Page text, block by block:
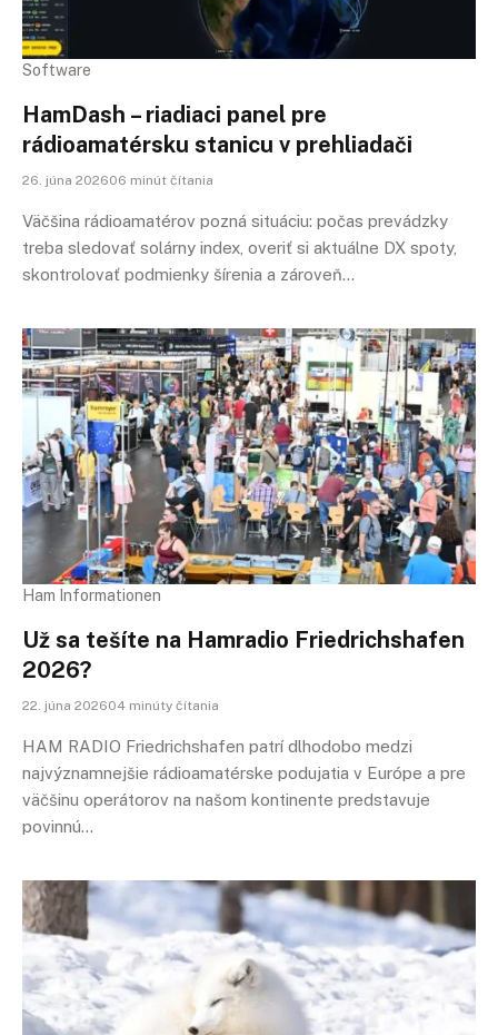
Software
HamDash – riadiaci panel pre
rádioamatérsku stanicu v prehliadači
26. júna 202606 minút čítania
Väčšina rádioamatérov pozná situáciu: počas prevádzky
treba sledovať solárny index, overiť si aktuálne DX spoty,
skontrolovať podmienky šírenia a zároveň…
Ham Informationen
Už sa tešíte na Hamradio Friedrichshafen
2026?
22. júna 202604 minúty čítania
HAM RADIO Friedrichshafen patrí dlhodobo medzi
najvýznamnejšie rádioamatérske podujatia v Európe a pre
väčšinu operátorov na našom kontinente predstavuje
povinnú…